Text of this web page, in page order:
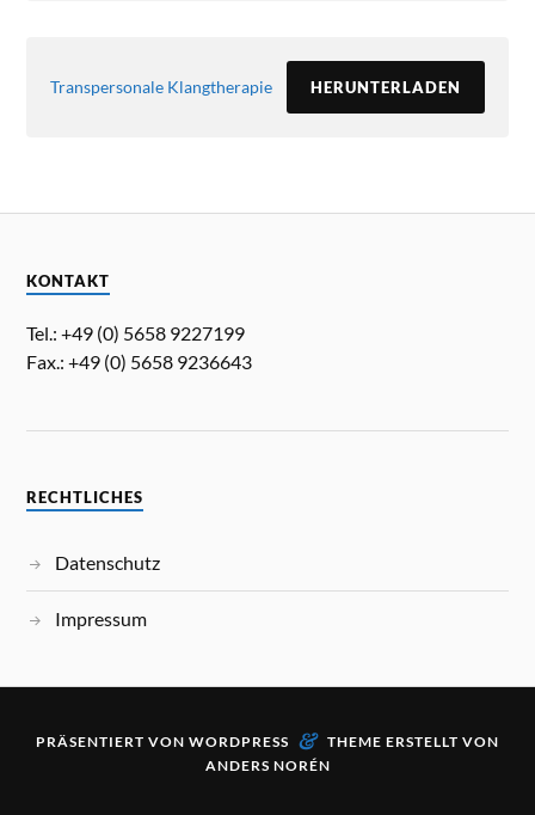
Transpersonale Klangtherapie HERUNTERLADEN
KONTAKT
Tel.: +49 (0) 5658 9227199
Fax.: +49 (0) 5658 9236643
RECHTLICHES
Datenschutz
Impressum
PRÄSENTIERT VON WORDPRESS & THEME ERSTELLT VON
ANDERS NORÉN